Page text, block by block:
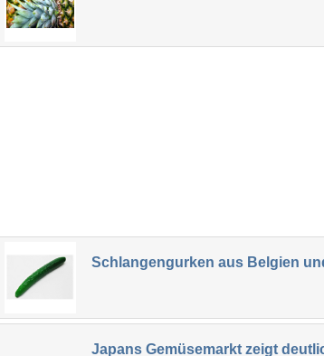
Schlangengurken aus Belgien
Japans Gemüsemarkt zeigt